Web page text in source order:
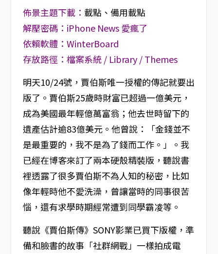
佈景主題下載： 載點 、 備用載點
解壓密碼：iPhone News 愛瘋了
依賴軟體：WinterBoard
存放路徑：檔案系統 / Library / Themes
明天10/24號，賈伯斯唯一授權的傳記就要出
版了。賈伯斯25歲時財富已超過一億美元，
成為美國最年輕億萬富翁；他去世時留下的
遺產估計逾83億美元。他曾說：「金錢並不
是最重要的，我不是為了錢而工作。」。我
已經在博客來訂了兩本硬殼精裝版，聽說書
裡透露了很多賈伯斯不為人知的秘密，比如
像年輕時他不愛洗澡，曾讓當時的同事很苦
惱，還有求學時期經常遭到同學霸凌等。
聽說《賈伯斯傳》SONY影業已買下版權，準
備和臉書的故事「社群網戰」一樣拍成電